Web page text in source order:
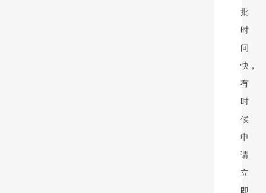
批
时
间
快，
有
时
候
申
请
立
即